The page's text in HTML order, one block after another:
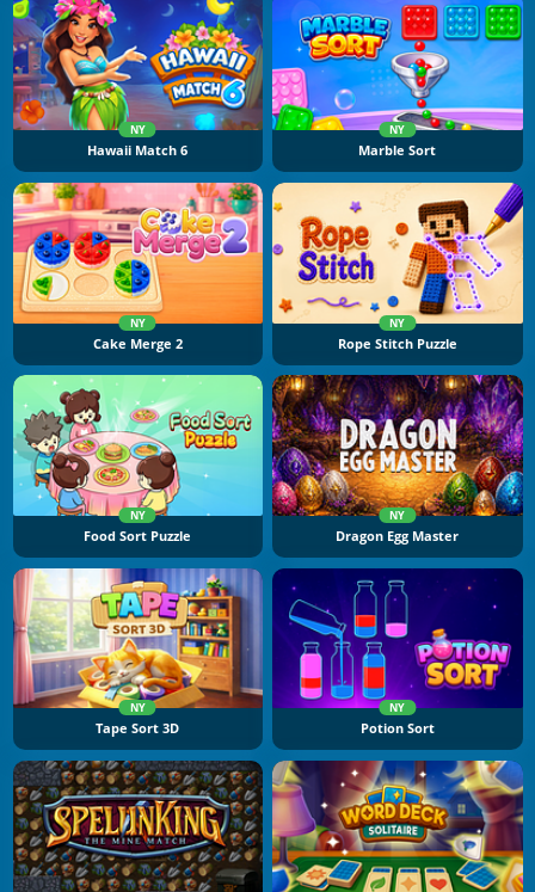
NY
Hawaii Match 6
NY
Marble Sort
NY
Cake Merge 2
NY
Rope Stitch Puzzle
NY
Food Sort Puzzle
NY
Dragon Egg Master
NY
Tape Sort 3D
NY
Potion Sort